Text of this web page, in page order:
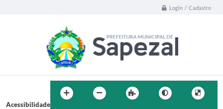
Login / Cadastro
Acessibilidade